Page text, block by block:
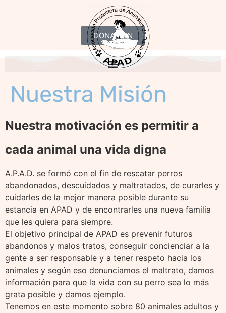
DONATION
Nuestra Misión
Nuestra motivación es permitir a
cada animal una vida digna
A.P.A.D. se formó con el fin de rescatar perros
abandonados, descuidados y maltratados, de curarles y
cuidarles de la mejor manera posible durante su
estancia en APAD y de encontrarles una nueva familia
que les quiera para siempre.
El objetivo principal de APAD es prevenir futuros
abandonos y malos tratos, conseguir concienciar a la
gente a ser responsable y a tener respeto hacia los
animales y según eso denunciamos el maltrato, damos
información para que la vida con su perro sea lo más
grata posible y damos ejemplo.
Tenemos en este momento sobre 80 animales adultos y